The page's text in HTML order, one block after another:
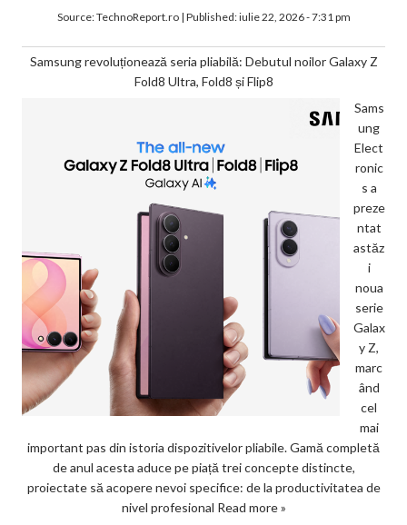
Source:TechnoReport.ro| Published:iulie 22, 2026 - 7:31 pm
Samsung revoluționează seria pliabilă: Debutul noilor Galaxy Z
Fold8 Ultra, Fold8 și Flip8
Sams
ung
Elect
ronic
s a
preze
ntat
astăz
i
noua
serie
Galax
y Z,
marc
ând
cel
mai
important pas din istoria dispozitivelor pliabile. Gamă completă
de anul acesta aduce pe piață trei concepte distincte,
proiectate să acopere nevoi specifice: de la productivitatea de
nivel profesional Read more »